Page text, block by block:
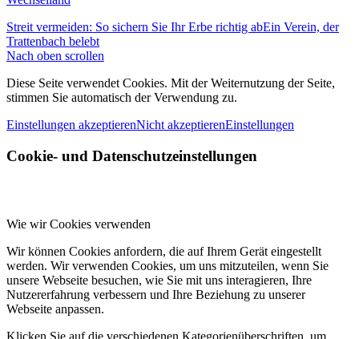
Streit vermeiden: So sichern Sie Ihr Erbe richtig abEin Verein, der
Trattenbach belebt
Nach oben scrollen
Diese Seite verwendet Cookies. Mit der Weiternutzung der Seite,
stimmen Sie automatisch der Verwendung zu.
Einstellungen akzeptierenNicht akzeptierenEinstellungen
Cookie- und Datenschutzeinstellungen
Wie wir Cookies verwenden
Wir können Cookies anfordern, die auf Ihrem Gerät eingestellt
werden. Wir verwenden Cookies, um uns mitzuteilen, wenn Sie
unsere Webseite besuchen, wie Sie mit uns interagieren, Ihre
Nutzererfahrung verbessern und Ihre Beziehung zu unserer
Webseite anpassen.
Klicken Sie auf die verschiedenen Kategorienüberschriften, um